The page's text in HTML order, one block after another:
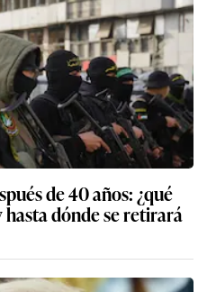
de 40 años: ¿qué
hasta dónde se retirará